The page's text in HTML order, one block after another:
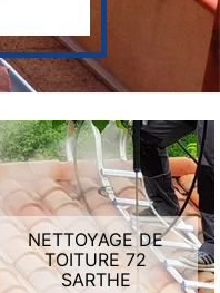
NETTOYAGE DE
TOITURE 72
SARTHE